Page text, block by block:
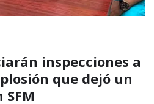
inspecciones a
que dejó un